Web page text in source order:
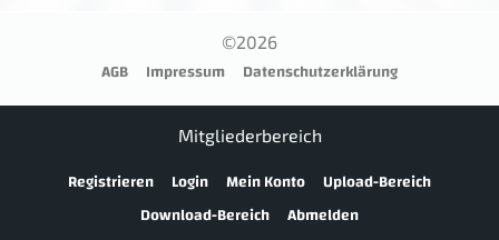
©2026
AGB Impressum Datenschutzerklärung
Mitgliederbereich
Registrieren Login Mein Konto
Upload-Bereich
Download-Bereich
Abmelden